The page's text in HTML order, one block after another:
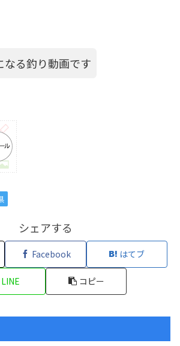
なる釣り動画です
シェアする
Facebook はてブ
LINE コピー